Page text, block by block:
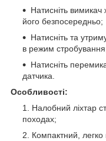
Натисніть
його безпосередньо;
Натисніть та
в режим
Натисніть
датчика.
Особливості:
Налобний ліхтар
походах;
Компактний,